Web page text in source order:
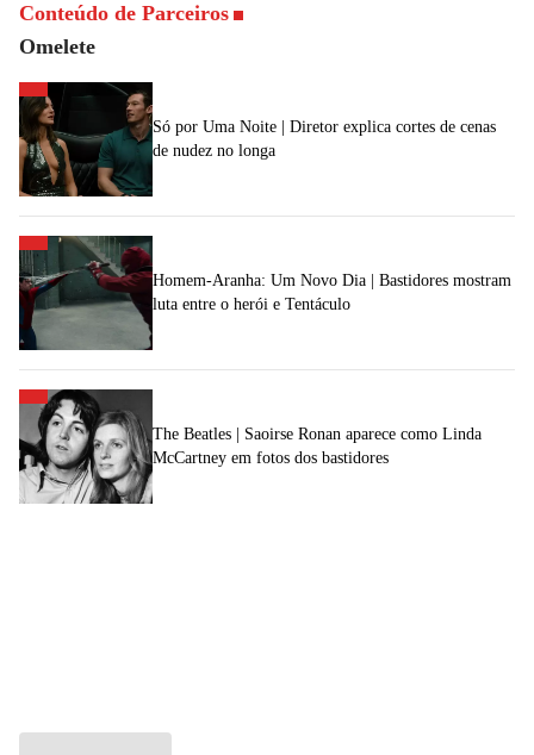
Conteúdo de Parceiros
Omelete
Só por Uma Noite | Diretor explica cortes de cenas
de nudez no longa
Homem-Aranha: Um Novo Dia | Bastidores mostram
luta entre o herói e Tentáculo
The Beatles | Saoirse Ronan aparece como Linda
McCartney em fotos dos bastidores